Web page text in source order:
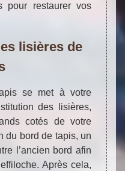
pour restaurer vos
lisières de
se met à votre
des lisières,
cotés de votre
du bord de tapis, un
l’ancien bord afin
Après cela,